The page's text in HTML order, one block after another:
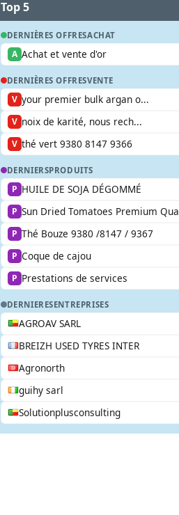
Top 5
DERNIÈRES OFFRESACHAT
A Achat et vente d'or
DERNIÈRES OFFRESVENTE
V your premier bulk argan o...
V noix de karité, nous rech...
V thé vert 9380 8147 9366
DERNIERSPRODUITS
P HUILE DE SOJA DÉGOMMÉ
P Sun Dried Tomatoes Premium Qua
P Thé Bouze 9380 /8147 / 9367
P Coque de cajou
P Prestations de services
DERNIERESENTREPRISES
AGROAV SARL
BREIZH USED TYRES INTER
Agronorth
guihy sarl
Solutionplusconsulting